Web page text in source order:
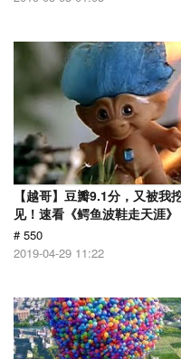
【越哥】豆瓣9.1分，又被
见！速看《鳄鱼波鞋走天涯》
# 550
2019-04-29 11:22